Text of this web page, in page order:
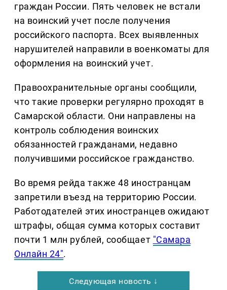
граждан России. Пять человек не встали
на воинский учет после получения
российского паспорта. Всех выявленных
нарушителей направили в военкоматы для
оформления на воинский учет.
Правоохранительные органы сообщили,
что такие проверки регулярно проходят в
Самарской области. Они направлены на
контроль соблюдения воинских
обязанностей гражданами, недавно
получившими российское гражданство.
Во время рейда также 48 иностранцам
запретили въезд на территорию России.
Работодателей этих иностранцев ожидают
штрафы, общая сумма которых составит
почти 1 млн рублей, сообщает "Самара
Онлайн 24".
Следующая новость ↓